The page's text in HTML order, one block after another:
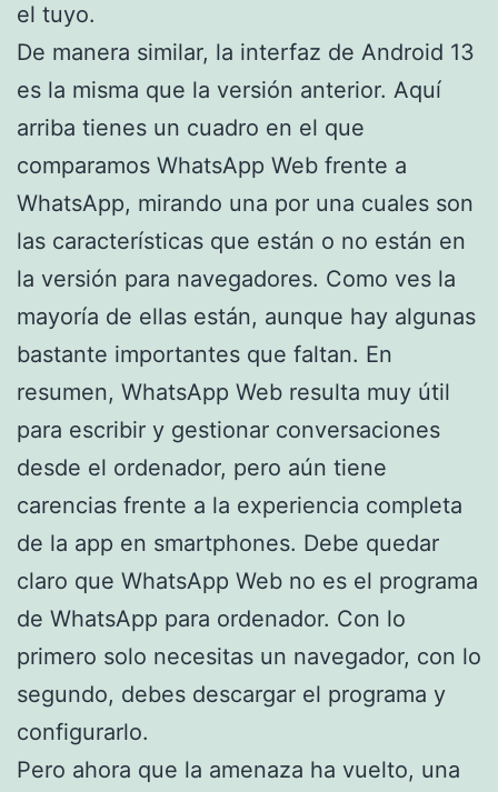
el tuyo.
De manera similar, la interfaz de Android 13
es la misma que la versión anterior. Aquí
arriba tienes un cuadro en el que
comparamos WhatsApp Web frente a
WhatsApp, mirando una por una cuales son
las características que están o no están en
la versión para navegadores. Como ves la
mayoría de ellas están, aunque hay algunas
bastante importantes que faltan. En
resumen, WhatsApp Web resulta muy útil
para escribir y gestionar conversaciones
desde el ordenador, pero aún tiene
carencias frente a la experiencia completa
de la app en smartphones. Debe quedar
claro que WhatsApp Web no es el programa
de WhatsApp para ordenador. Con lo
primero solo necesitas un navegador, con lo
segundo, debes descargar el programa y
configurarlo.
Pero ahora que la amenaza ha vuelto, una